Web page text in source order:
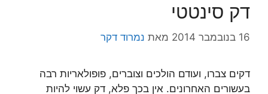
דק סינטטי
16 בנובמבר 2014 מאת נמרוד דקר
דקים צברו, ועודם הולכים וצוברים, פופולאריות רבה
בעשורים האחרונים. אין בכך פלא, דק עשוי להיות